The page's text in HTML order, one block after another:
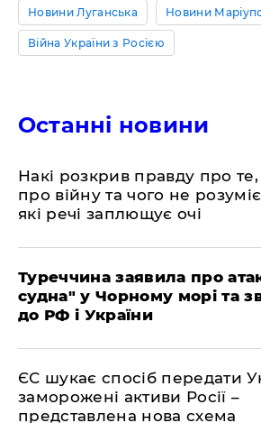
Новини Луганська Новини
Війна України з Росією
Останні новини
Накі розкрив правду про
про війну та чого не
які речі заплющує очі
Туреччина заявила про
судна" у Чорному морі та
до РФ і України
ЄС шукає спосіб передати
заморожені активи Росії –
представлена ​​нова схема